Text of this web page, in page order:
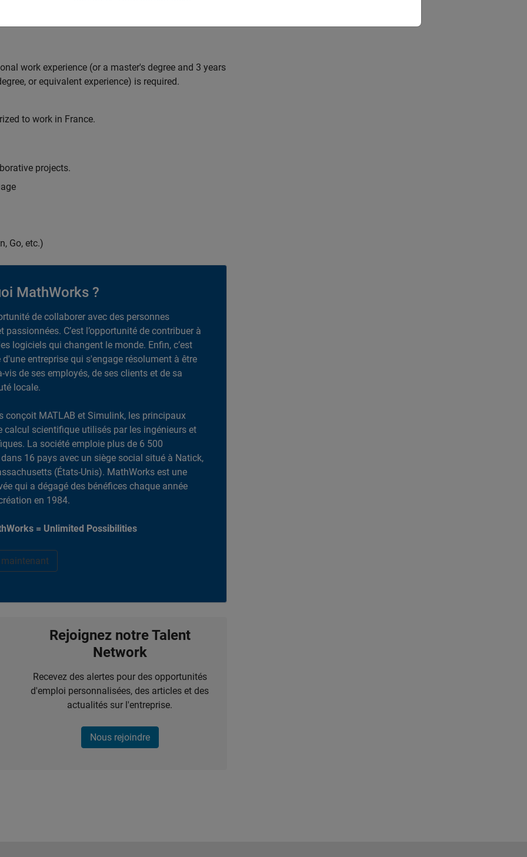
and effectiveness (Coverage, Code completeness)
work experience (or a master's degree and 3 years
or equivalent experience) is required.
to work in France.
projects.
Go, etc.)
MathWorks ?
de collaborer avec des personnes
passionnées. C’est l’opportunité de contribuer à
logiciels qui changent le monde. Enfin, c’est
entreprise qui s'engage résolument à être
vis de ses employés, de ses clients et de sa
locale.
conçoit MATLAB et Simulink, les principaux
calcul scientifique utilisés par les ingénieurs et
La société emploie plus de 6 500
16 pays avec un siège social situé à Natick,
(États-Unis). MathWorks est une
qui a dégagé des bénéfices chaque année
en 1984.
= Unlimited Possibilities
Rejoignez notre Talent
Network
Recevez des alertes pour des opportunités
d'emploi personnalisées, des articles et des
actualités sur l'entreprise.
Nous rejoindre